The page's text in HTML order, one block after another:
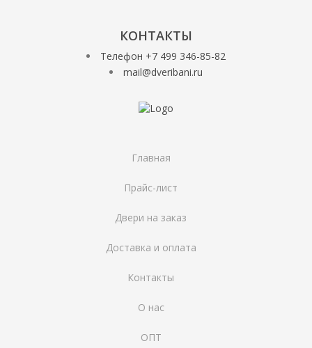
КОНТАКТЫ
Телефон +7 499 346-85-82
mail@dveribani.ru
Главная
Прайс-лист
Двери на заказ
Доставка и оплата
Контакты
О нас
ОПТ